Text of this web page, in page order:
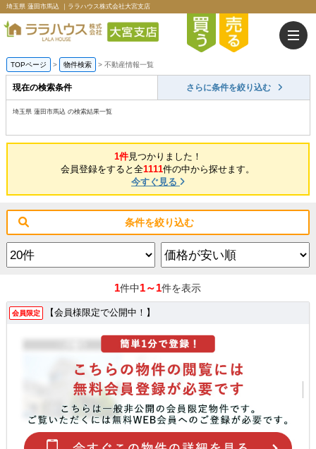
埼玉県 蓮田市馬込 ｜ララハウス株式会社大宮支店
TOPページ > 物件検索 > 不動産情報一覧
現在の検索条件 さらに条件を絞り込む
埼玉県 蓮田市馬込 の検索結果一覧
1件見つかりました！
会員登録をすると全1111件の中から探せます。
今すぐ見る
条件を絞り込む
1件中1～1件を表示
会員限定 【会員様限定で公開中！】